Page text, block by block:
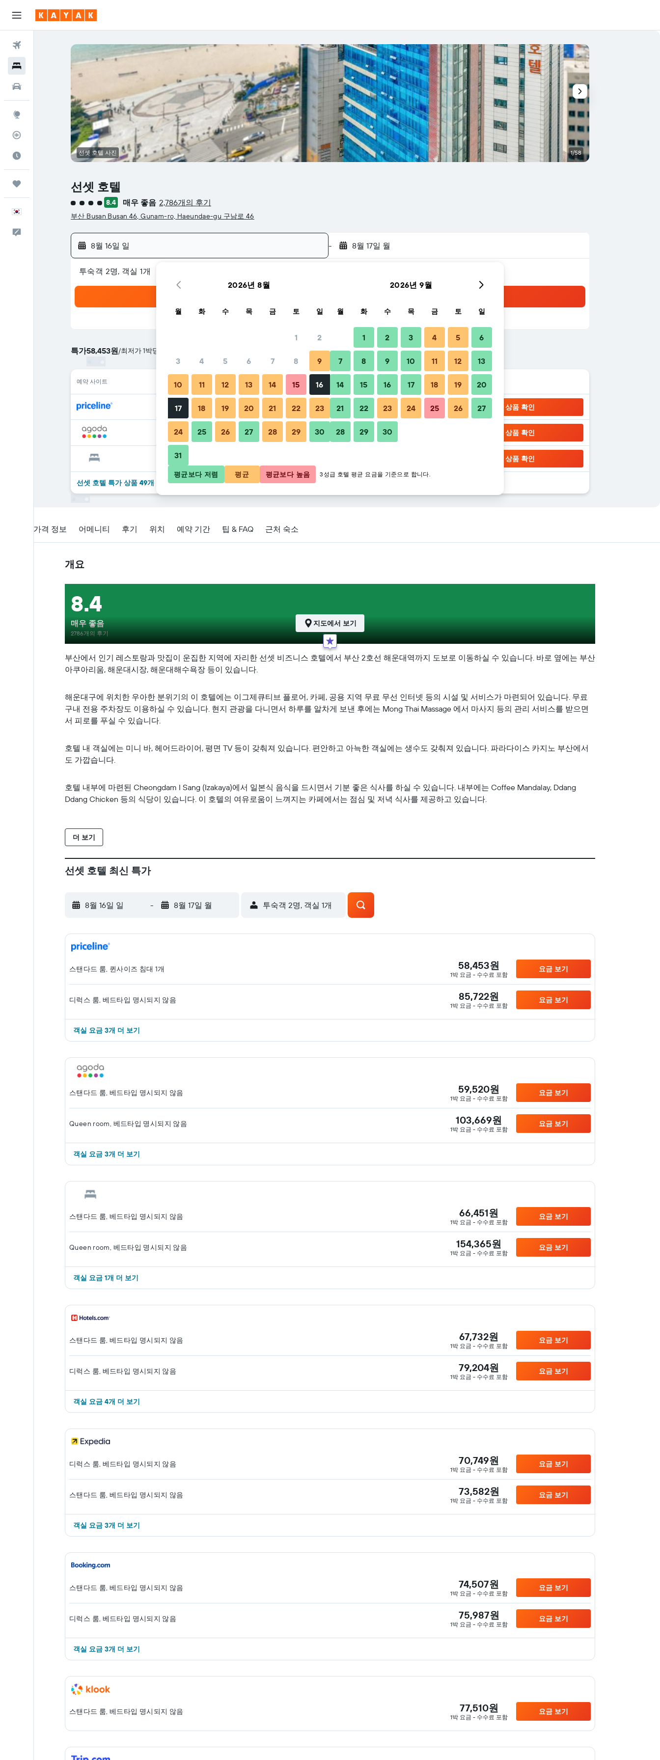
항공편 추적기
여행 가기 좋은 달
선셋 호텔
4​성급 8.4 매우 좋음 2,786개의 후기
부산 Busan Busan 46, Gunam-ro, Haeundae-gu 구남로 46
8월 16일 일 - 8월 17일 월
​투숙객 2​명, ​객실 1개
특가58,453원/​최저가 1박당 요금
예약 사이트 1박당 총액
58,453원 상품 확인
59,520원 상품 확인
상품 확인
선셋 호텔 ​특가 ​상품 49개 ​더 ​보기
선셋 호텔 사진 1/58
가격 정보 어메니티 후기 위치 예약 기간 팁 & FAQ 근처 숙소
개요
부산에서 인기 레스토랑과 맛집이 운집한 지역에 자리한 선셋 비즈니스 호텔에서 부산 2호선 해운대역까지 도보로 이동하실 수 있습니다. 바로 옆에는 부산
아쿠아리움, 해운대시장, 해운대해수욕장 등이 있습니다.
해운대구에 위치한 우아한 분위기의 이 호텔에는 이그제큐티브 플로어, 카페, 공용 지역 무료 무선 인터넷 등의 시설 및 서비스가 마련되어 있습니다. 무료
구내 전용 주차장도 이용하실 수 있습니다. 현지 관광을 다니면서 하루를 알차게 보낸 후에는 Mong Thai Massage 에서 마사지 등의 관리 서비스를 받으면
서 피로를 푸실 수 있습니다.
호텔 내 객실에는 미니 바, 헤어드라이어, 평면 TV 등이 갖춰져 있습니다. 편안하고 아늑한 객실에는 생수도 갖춰져 있습니다. 파라다이스 카지노 부산에서
도 가깝습니다.
호텔 내부에 마련된 Cheongdam I Sang (Izakaya)에서 일본식 음식을 드시면서 기분 좋은 식사를 하실 수 있습니다. 내부에는 Coffee Mandalay, Ddang
Ddang Chicken 등의 식당이 있습니다. 이 호텔의 여유로움이 느껴지는 카페에서는 점심 및 저녁 식사를 제공하고 있습니다.
더 보기
8.4
매우 좋음
2786개의 후기
지도에서 보기
선셋 호텔 최신 특가
8월 16일 일 - 8월 17일 월 ​투숙객 2​명, ​객실 1개
스탠다드 룸, 퀸사이즈 침대 1개 58,453원
1박 요금 - 수수료 포함
요금 보기
디럭스 룸, 베드타입 명시되지 않음 85,722원
1박 요금 - 수수료 포함
요금 보기
객실 ​요금 3개 ​더 ​보기
스탠다드 룸, 베드타입 명시되지 않음 59,520원
1박 요금 - 수수료 포함
요금 보기
Queen room, 베드타입 명시되지 않음 103,669원
1박 요금 - 수수료 포함
요금 보기
객실 ​요금 3개 ​더 ​보기
스탠다드 룸, 베드타입 명시되지 않음 66,451원
1박 요금 - 수수료 포함
요금 보기
Queen room, 베드타입 명시되지 않음 154,365원
1박 요금 - 수수료 포함
요금 보기
객실 요금 1개 더 보기
스탠다드 룸, 베드타입 명시되지 않음 67,732원
1박 요금 - 수수료 포함
요금 보기
디럭스 룸, 베드타입 명시되지 않음 79,204원
1박 요금 - 수수료 포함
요금 보기
객실 ​요금 4개 ​더 ​보기
디럭스 룸, 베드타입 명시되지 않음 70,749원
1박 요금 - 수수료 포함
요금 보기
스탠다드 룸, 베드타입 명시되지 않음 73,582원
1박 요금 - 수수료 포함
요금 보기
객실 ​요금 3개 ​더 ​보기
스탠다드 룸, 베드타입 명시되지 않음 74,507원
1박 요금 - 수수료 포함
요금 보기
디럭스 룸, 베드타입 명시되지 않음 75,987원
1박 요금 - 수수료 포함
요금 보기
객실 ​요금 3개 ​더 ​보기
스탠다드 룸, 베드타입 명시되지 않음 77,510원
1박 요금 - 수수료 포함
요금 보기
2026년 8월
월 화 수 목 금 토 일
1 2
3 4 5 6 7 8 9
10 11 12 13 14 15 16
17 18 19 20 21 22 23
24 25 26 27 28 29 30
31
2026년 9월
월 화 수 목 금 토 일
1 2 3 4 5 6
7 8 9 10 11 12 13
14 15 16 17 18 19 20
21 22 23 24 25 26 27
28 29 30
평균보다 저렴 평균 평균보다 높음 3성급 호텔 평균 요금을 기준으로 합니다.